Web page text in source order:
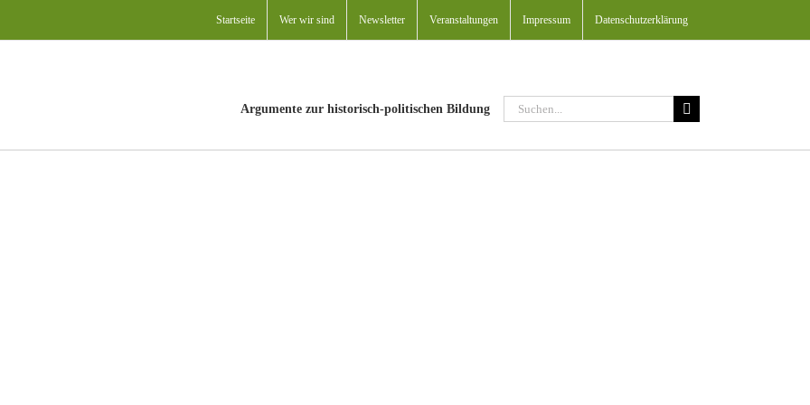
Startseite Wer wir sind Newsletter Veranstaltungen Impressum Datenschutzerklärung
Argumente zur historisch-politischen Bildung
Suche
nach: